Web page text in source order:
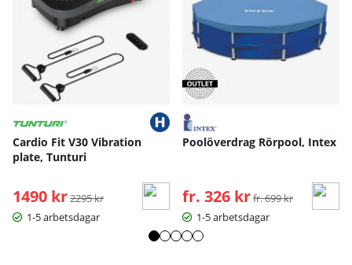
Cardio Fit V30 Vibration
plate, Tunturi
1490 kr Ordinarie pris:
2295 kr
1-5 arbetsdagar
Poolöverdrag Rörpool, Intex
fr. 326 kr Ordinarie pris:
fr. 699 kr
1-5 arbetsdagar